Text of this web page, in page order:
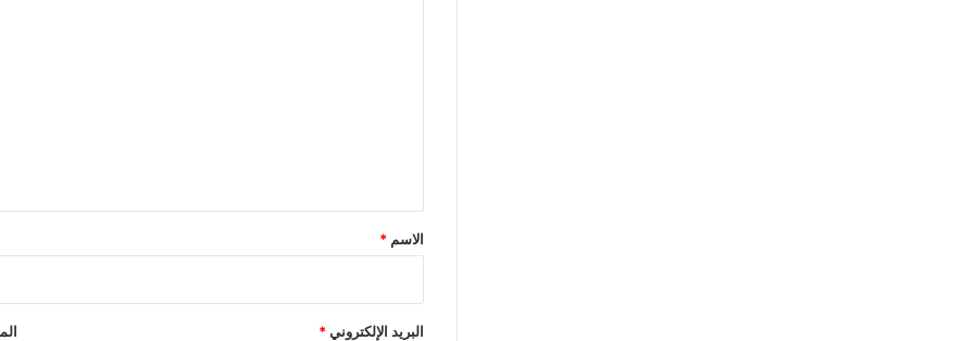
*
الاسم *
البريد الإلكتروني*